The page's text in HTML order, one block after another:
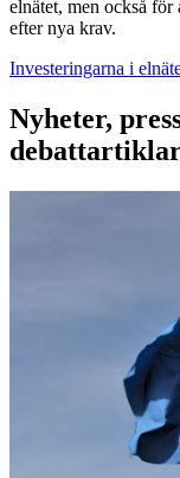
Investeringarna i
Nyheter,
debattartiklar